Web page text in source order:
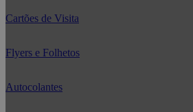
Cartões de Visita
Flyers e Folhetos
Autocolantes